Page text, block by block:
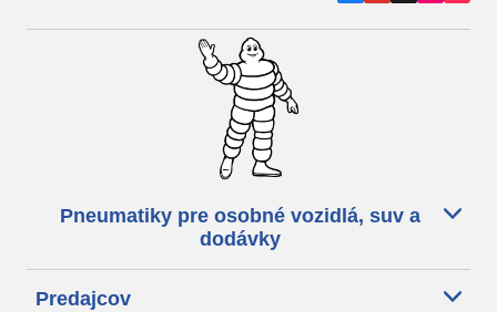
Pneumatiky pre osobné vozidlá, suv a
dodávky
Predajcov